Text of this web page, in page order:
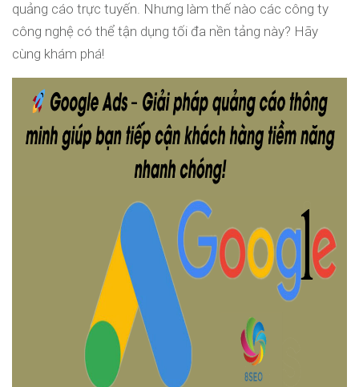
quảng cáo trực tuyến. Nhưng làm thế nào các công ty
công nghệ có thể tận dụng tối đa nền tảng này? Hãy
cùng khám phá!